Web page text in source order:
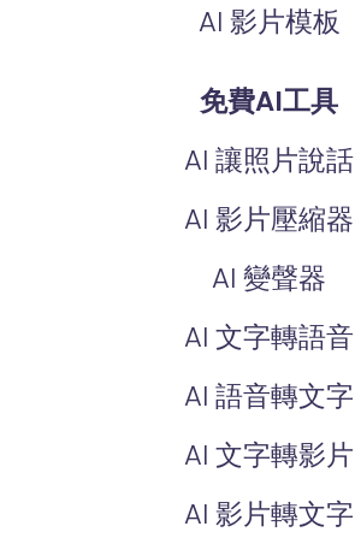
AI 影片模板
免費AI工具
AI 讓照片說話
AI 影片壓縮器
AI 變聲器
AI 文字轉語音
AI 語音轉文字
AI 文字轉影片
AI 影片轉文字